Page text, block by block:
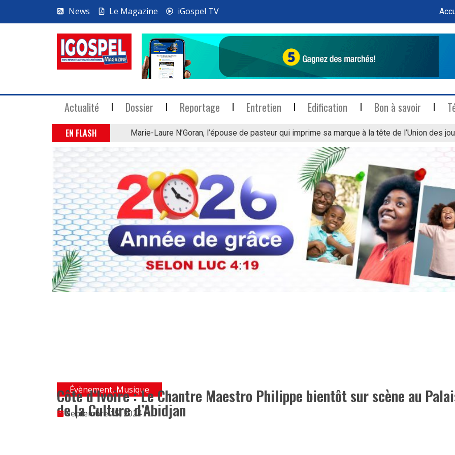
News Le Magazine iGospel TV
Actualité Dossier Reportage Entretien Edification Bon à savoir
EN FLASH Marie-Laure N’Goran, l’épouse de pasteur qui imprime sa marque à la tête de l’Union des
Évènement,Musique
Côte d’Ivoire : Le Chantre Maestro Philippe bientôt sur scène au
de la Culture d’Abidjan
septembre 15, 2024